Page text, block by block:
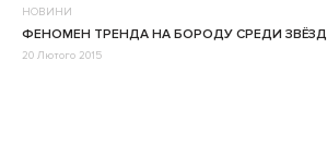
НОВИНИ
ФЕНОМЕН ТРЕНДА НА БОРОДУ СРЕДИ ЗВЁЗД
20 Лютого 2015